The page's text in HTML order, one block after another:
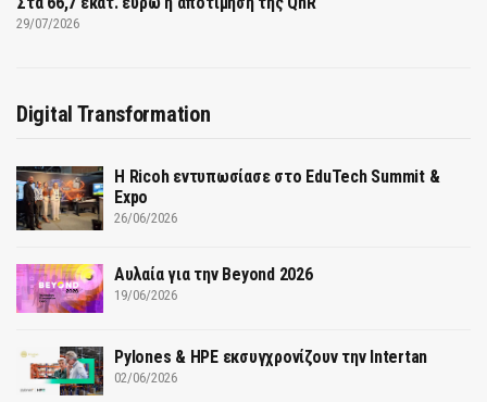
29/07/2026
Digital Transformation
Η Ricoh εντυπωσίασε στο EduTech Summit &
Expo
26/06/2026
Αυλαία για την Beyond 2026
19/06/2026
Pylones & HPE εκσυγχρονίζουν την Intertan
02/06/2026